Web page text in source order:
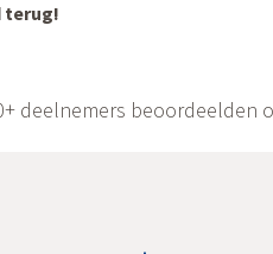
terug!
deelnemers beoordeelden